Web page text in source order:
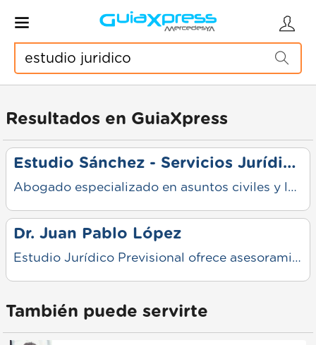
Resultados en GuiaXpress
Estudio Sánchez - Servicios Jurídicos
Abogado especializado en asuntos civiles y laborales ofrece asesoramiento, mediaciones y representación legal. Atención personalizada, compromiso, claridad en cada paso y acompañamiento profesional para resolver conflictos.
Dr. Juan Pablo López
Estudio Jurídico Previsional ofrece asesoramiento, cálculos y reclamos por reajustes de jubilaciones y pensiones. Atención personalizada, seguimiento de cada caso y compromiso para lograr mejores resultados.
También puede servirte